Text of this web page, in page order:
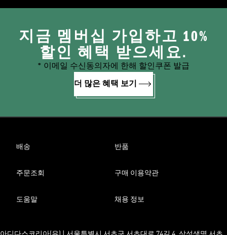
지금 멤버십 가입하고 10%
할인 혜택 받으세요.
* 이메일 수신동의자에 한해 할인쿠폰 발급
더 많은 혜택 보기
배송 반품
주문조회 구매 이용약관
도움말 채용 정보